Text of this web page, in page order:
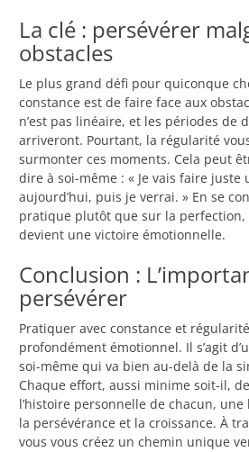
La clé : persévérer
obstacles
Le plus grand défi pour quiconque
constance est de faire face aux
n’est pas linéaire, et les périodes de
arriveront. Pourtant, la régularité
surmonter ces moments. Cela peut
dire à soi-même : « Je vais faire
aujourd’hui, puis je verrai. » En se
pratique plutôt que sur la perfection,
devient une victoire émotionnelle.
Conclusion :
persévérer
Pratiquer avec constance et
profondément émotionnel. Il s’agit
soi-même qui va bien au-delà de la
Chaque effort, aussi minime soit-il,
l’histoire personnelle de chacun,
la persévérance et la croissance. À
vous vous créez un chemin unique